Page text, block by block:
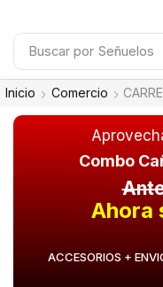
Buscar por Señuelos
Inicio Comercio
Combo
Ahora
ACCESORIOS +